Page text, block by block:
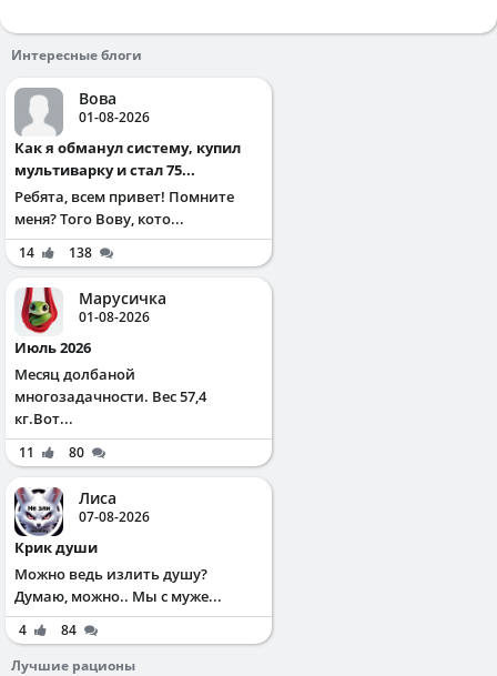
Интересные блоги
Вова
01-08-2026
Как я обманул систему, купил
мультиварку и стал 75...
Ребята, всем привет! Помните
меня? Того Вову, кото...
14 138
Марусичка
01-08-2026
Июль 2026
Месяц долбаной
многозадачности. Вес 57,4
кг.Вот...
11 80
Лиса
07-08-2026
Крик души
Можно ведь излить душу?
Думаю, можно.. Мы с муже...
4
84
Лучшие рационы